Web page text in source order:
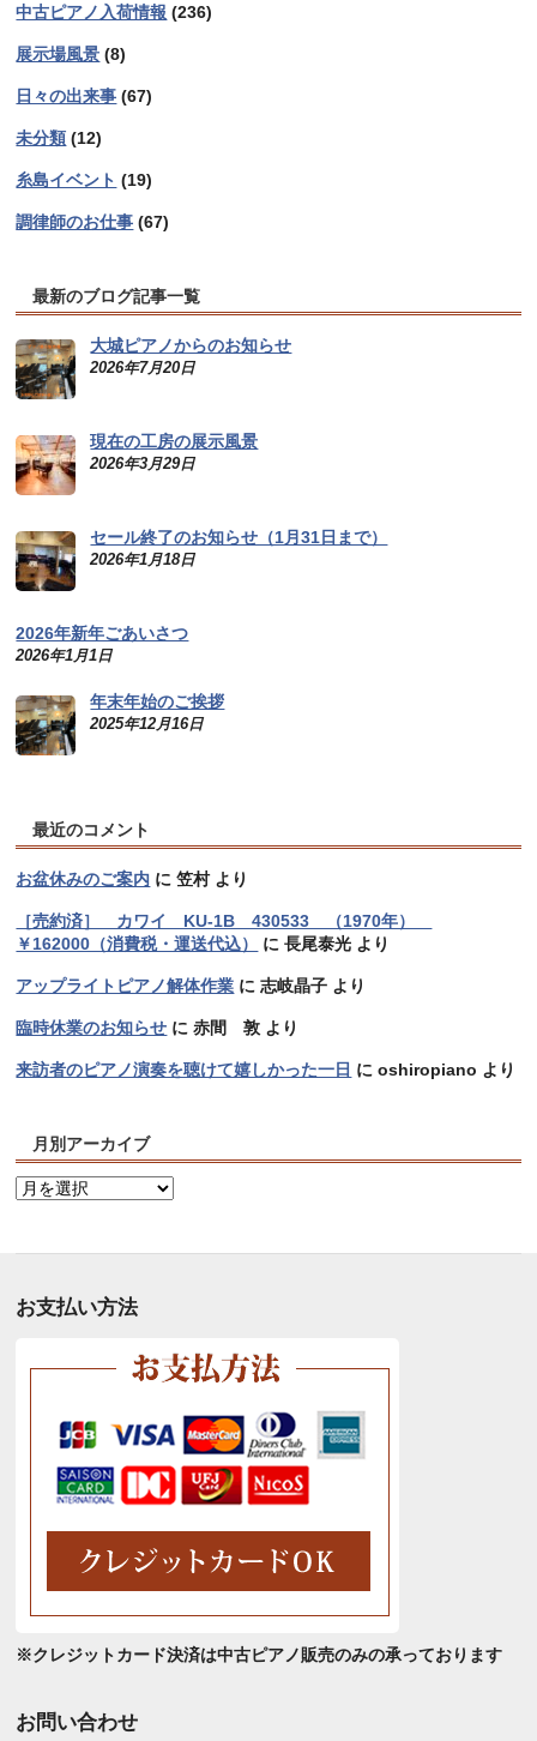
中古ピアノ入荷情報 (236)
展示場風景 (8)
日々の出来事 (67)
未分類 (12)
糸島イベント (19)
調律師のお仕事 (67)
最新のブログ記事一覧
大城ピアノからのお知らせ
2026年7月20日
現在の工房の展示風景
2026年3月29日
セール終了のお知らせ（1月31日まで）
2026年1月18日
2026年新年ごあいさつ
2026年1月1日
年末年始のご挨拶
2025年12月16日
最近のコメント
お盆休みのご案内 に笠村より
［売約済］ カワイ KU-1B 430533 （1970年）
￥162000（消費税・運送代込）
に長尾泰光 より
アップライトピアノ解体作業 に志岐晶子 より
臨時休業のお知らせ に赤間 敦 より
来訪者のピアノ演奏を聴けて嬉しかった一日 にoshiropiano より
月別アーカイブ
月
カ
お支払い方法
※クレジットカード決済は中古ピアノ販売のみの承っております
お問い合わせ